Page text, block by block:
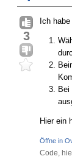
3
Ich
Hier ein
Öffne in
Code,